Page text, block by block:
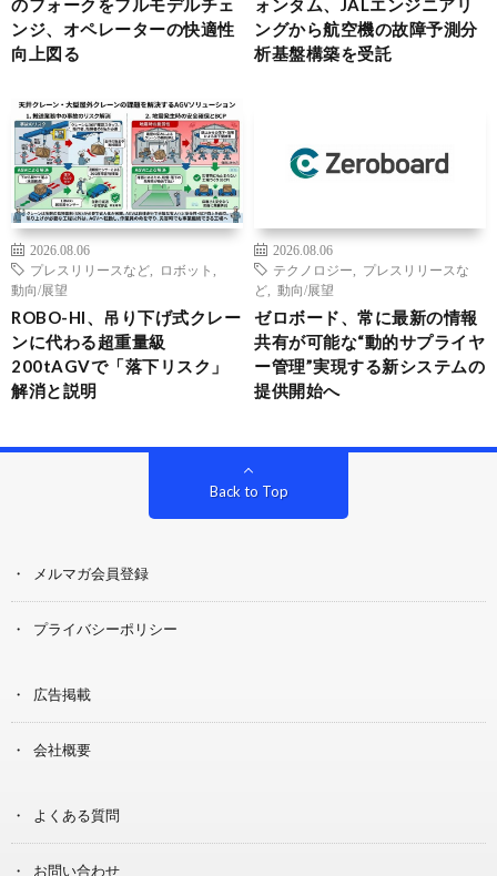
のフォークをフルモデルチェ
ンジ、オペレーターの快適性
向上図る
ォンタム、JALエンジニアリ
ングから航空機の故障予測分
析基盤構築を受託
2026.08.06
プレスリリースなど
ロボット
動向/展望
ROBO-HI、吊り下げ式クレー
ンに代わる超重量級
200tAGVで「落下リスク」
解消と説明
2026.08.06
テクノロジー
プレスリリースな
ど
動向/展望
ゼロボード、常に最新の情報
共有が可能な“動的サプライヤ
ー管理”実現する新システムの
提供開始へ
Back to Top
メルマガ会員登録
プライバシーポリシー
広告掲載
会社概要
よくある質問
お問い合わせ